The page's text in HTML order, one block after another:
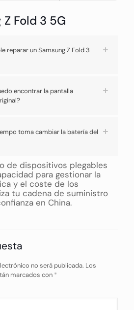
Fold 3 5G
reparar un Samsung Z Fold 3
encontrar la pantalla
toma cambiar la batería del
de dispositivos plegables
para gestionar la
y el coste de los
tu cadena de suministro
en China.
no será publicada. Los
marcados con *